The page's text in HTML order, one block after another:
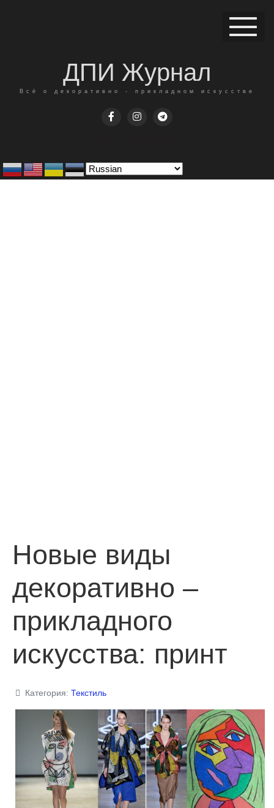
ДПИ Журнал
Всё о декоративно - прикладном искусстве
Новые виды
декоративно –
прикладного
искусства: принт
Категория: Текстиль